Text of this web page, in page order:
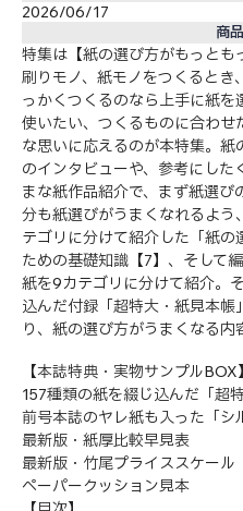
2026/06/17
商
特集は【紙の選び方がもっとも
刷りモノ、紙モノをつくると
っかくつくるのなら上手に紙
使いたい、つくるものに合わ
な思いに応えるのが本特集。
のインタビューや、参考にし
まな紙作品紹介で、まず紙選び
分も紙選びがうまくなれるよう
テゴリに分けて紹介した「紙
ための基礎知識【7】、そして
紙を9カテゴリに分けて紹介。
込んだ付録「超特大・紙見本
り、紙の選び方がうまくなる内
【本誌特典・実物サンプルBOX】
157種類の紙を綴じ込んだ「超
前号本誌のヤレ紙も入った「シ
最新版・紙厚比較早見表
最新版・竹尾プライススケール
ペーパークッション見本